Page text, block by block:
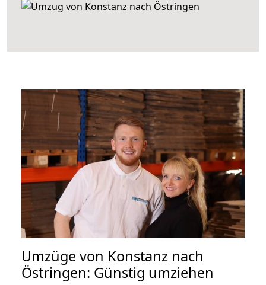
Umzüge von Konstanz nach
Östringen: Günstig umziehen